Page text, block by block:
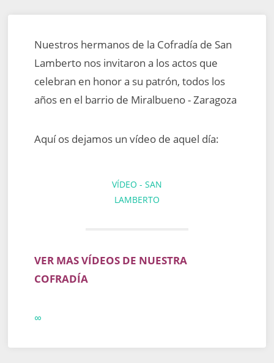
Nuestros hermanos de la Cofradía de San
Lamberto nos invitaron a los actos que
celebran en honor a su patrón, todos los
años en el barrio de Miralbueno - Zaragoza
Aquí os dejamos un vídeo de aquel día:
VÍDEO - SAN
LAMBERTO
VER MAS VÍDEOS DE NUESTRA
COFRADÍA
∞